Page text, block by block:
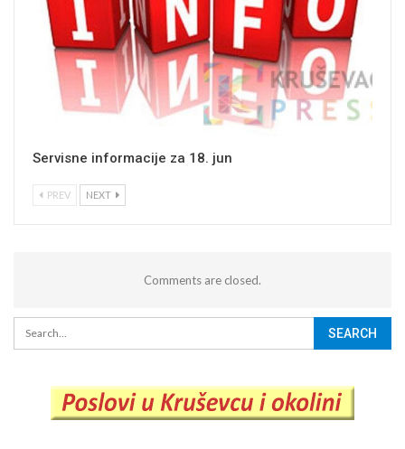
Servisne informacije za 18. jun
PREV NEXT
Comments are closed.